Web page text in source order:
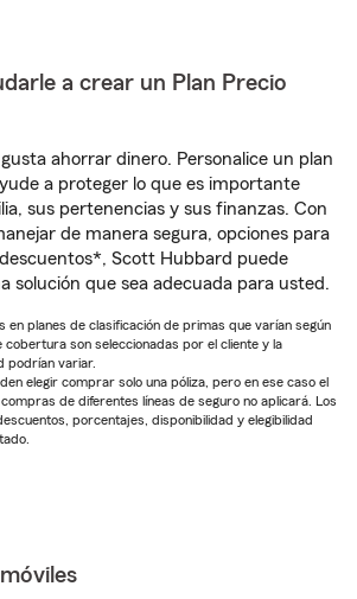
a crear un Plan Precio
ahorrar dinero. Personalice un plan
a proteger lo que es importante
sus pertenencias y sus finanzas. Con
de manera segura, opciones para
Scott Hubbard puede
solución que sea adecuada para usted.
en planes de clasificación de primas que varían según
cobertura son seleccionadas por el cliente y la
podrían variar.
elegir comprar solo una póliza, pero en ese caso el
de diferentes líneas de seguro no aplicará. Los
porcentajes, disponibilidad y elegibilidad